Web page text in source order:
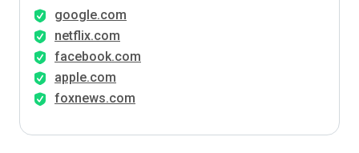
google.com
netflix.com
facebook.com
apple.com
foxnews.com